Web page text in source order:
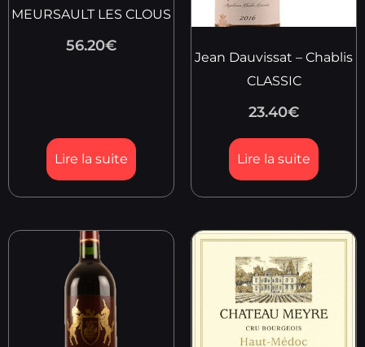
MEURSAULT LES CLOUS
56.20€
Lire la suite
Jean Dauvissat – Chablis
CLASSIC
23.40€
Lire la suite